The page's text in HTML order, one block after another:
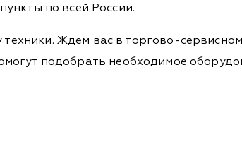
по всей России.
Ждем вас в торгово-
подобрать необходимое